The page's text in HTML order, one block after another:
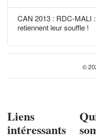
CAN 2013 : RDC-MALI
retiennent leur souffle !
©
Liens
intéressants